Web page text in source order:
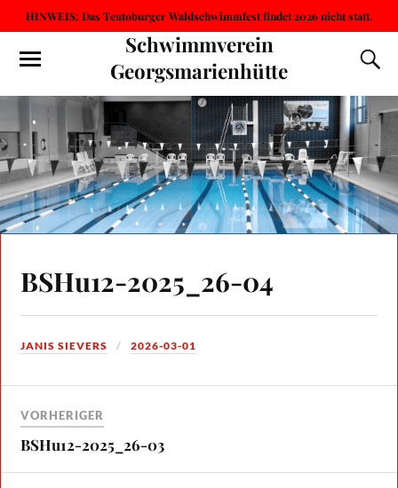
HINWEIS: Das Teutoburger Waldschwimmfest findet 2026 nicht statt.
Schwimmverein
Georgsmarienhütte
BSHu12-2025_26-04
JANIS SIEVERS 2026-03-01
VORHERIGER
BSHu12-2025_26-03